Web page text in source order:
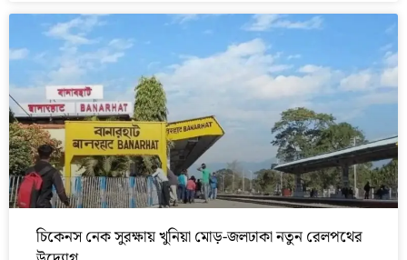
চিকেনস নেক সুরক্ষায় খুনিয়া মোড়-জলঢাকা নতুন রেলপথের